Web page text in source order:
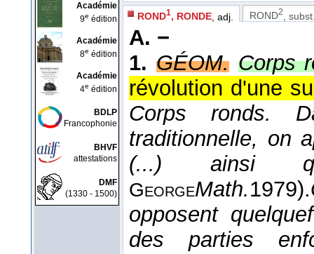
Académie
9e édition
Académie
8e édition
Académie
4e édition
BDLP
Francophonie
BHVF
attestations
DMF
(1330 - 1500)
ROND1, RONDE , adj. ROND2 ,
A. −
1. GÉOM. Corps
révolution d'une
Corps ronds.
traditionnelle, on
(...) ainsi
GeorgeMath.1979).
opposent
des parties